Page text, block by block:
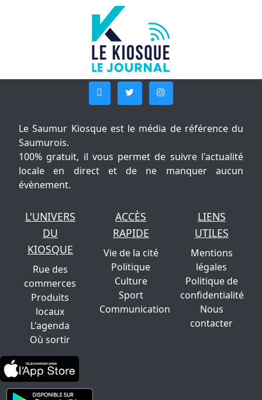
Le Saumur Kiosque est le média de référence du
Saumurois.
100% gratuit, il vous permet de suivre l'actualité
locale en direct et de ne manquer aucun
évènement.
L'UNIVERS
DU
KIOSQUE
Rue des
commerces
Produits
locaux
L'agenda
Où sortir
ACCÈS
RAPIDE
Vie de la cité
Politique
Culture
Sport
Communication
LIENS
UTILES
Mentions
légales
Politique de
confidentialité
Nous
contacter